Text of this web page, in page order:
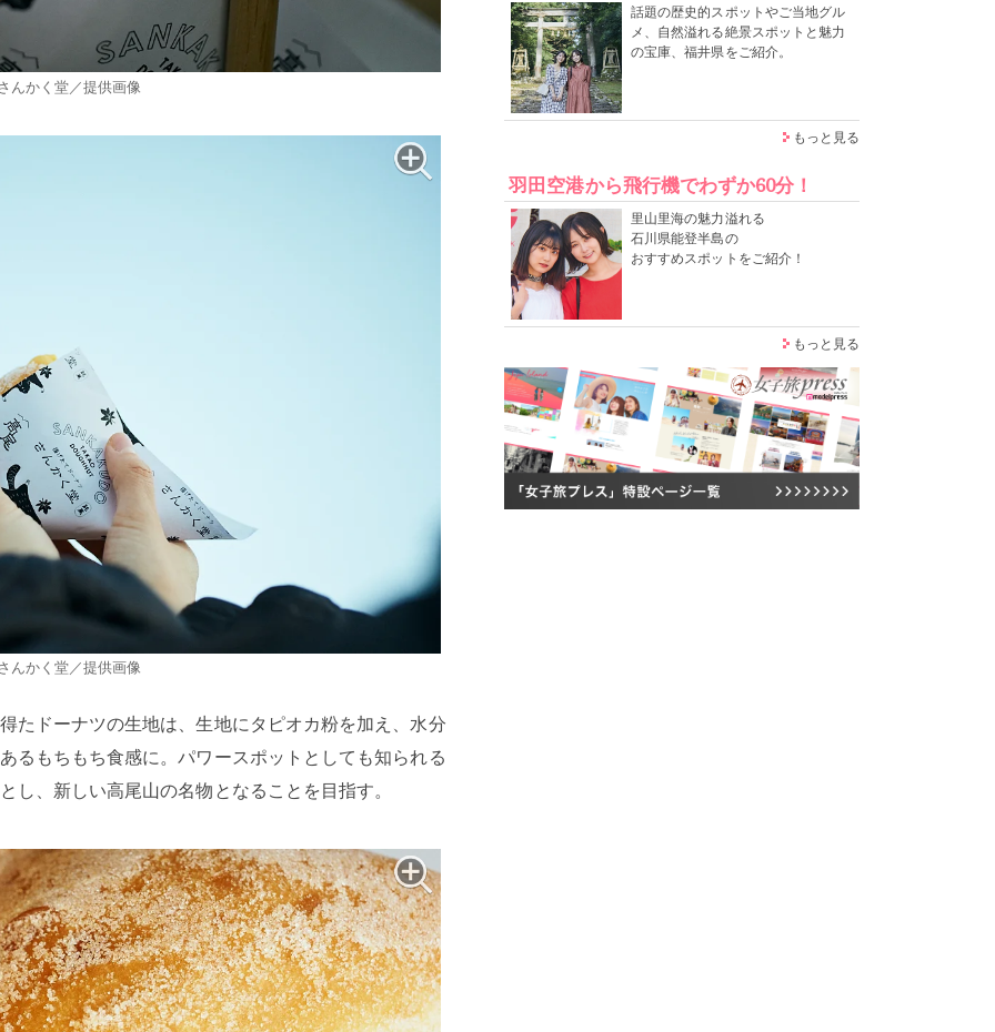
んかく堂／提供画像
んかく堂／提供画像
たドーナツの生地は、生地にタピオカ粉を加え、水分
るもちもち食感に。パワースポットとしても知られる
、新しい高尾山の名物となることを目指す。
話題の歴史的スポットやご当地グル
メ、自然溢れる絶景スポットと魅力
の宝庫、福井県をご紹介。
もっと見る
羽田空港から飛行機でわずか60分！
里山里海の魅力溢れる
石川県能登半島の
おすすめスポットをご紹介！
もっと見る